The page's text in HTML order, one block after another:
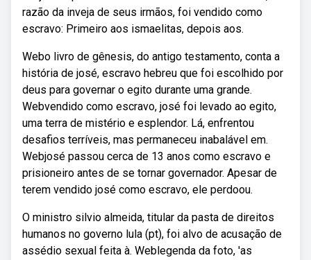
razão da inveja de seus irmãos, foi vendido como
escravo: Primeiro aos ismaelitas, depois aos.
Webo livro de gênesis, do antigo testamento, conta a
história de josé, escravo hebreu que foi escolhido por
deus para governar o egito durante uma grande.
Webvendido como escravo, josé foi levado ao egito,
uma terra de mistério e esplendor. Lá, enfrentou
desafios terríveis, mas permaneceu inabalável em.
Webjosé passou cerca de 13 anos como escravo e
prisioneiro antes de se tornar governador. Apesar de
terem vendido josé como escravo, ele perdoou.
O ministro silvio almeida, titular da pasta de direitos
humanos no governo lula (pt), foi alvo de acusação de
assédio sexual feita à. Weblegenda da foto, 'as